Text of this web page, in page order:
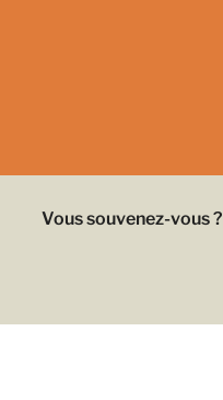
Vous souvenez-vous ?